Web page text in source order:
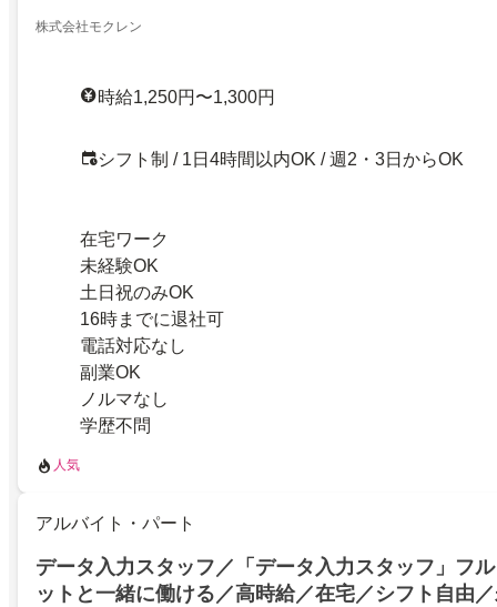
株式会社モクレン
時給1,250円〜1,300円
シフト制 / 1日4時間以内OK / 週2・3日からOK
在宅ワーク
未経験OK
土日祝のみOK
16時までに退社可
電話対応なし
副業OK
ノルマなし
学歴不問
人気
アルバイト・パート
データ入力スタッフ／「データ入力スタッフ」フ
ットと一緒に働ける／高時給／在宅／シフト自由